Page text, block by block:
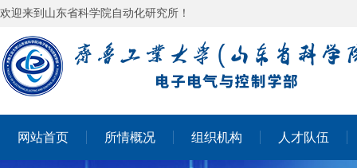
欢迎来到山东省科学院自动化研究所！
网站首页 所情概况 组织机构 人才队伍